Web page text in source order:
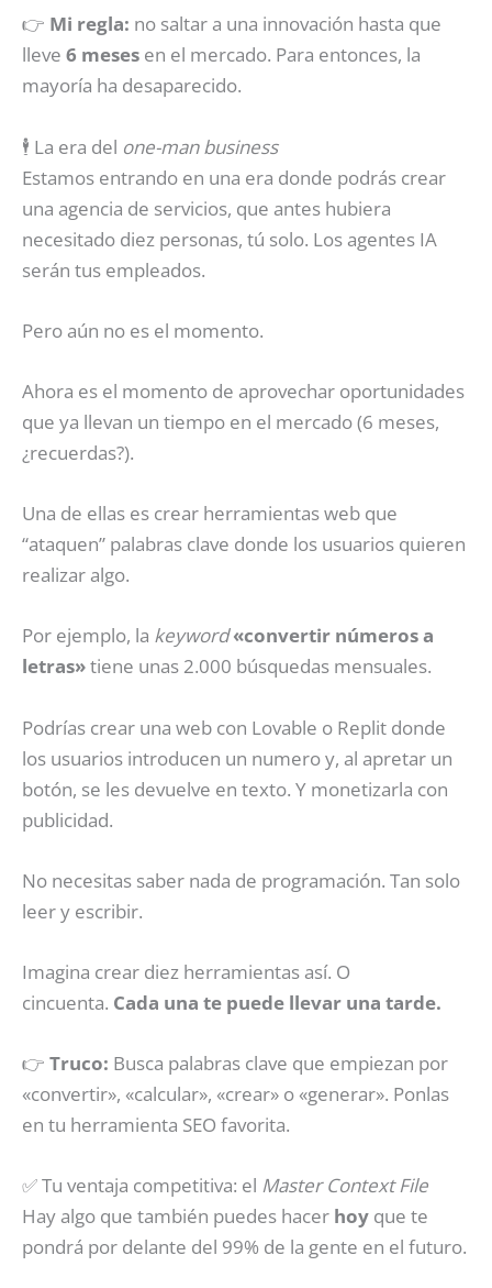
👉 Mi regla: no saltar a una innovación hasta que
lleve 6 meses en el mercado. Para entonces, la
mayoría ha desaparecido.
🕴️ La era del one-man business
Estamos entrando en una era donde podrás crear
una agencia de servicios, que antes hubiera
necesitado diez personas, tú solo. Los agentes IA
serán tus empleados.
Pero aún no es el momento.
Ahora es el momento de aprovechar oportunidades
que ya llevan un tiempo en el mercado (6 meses,
¿recuerdas?).
Una de ellas es crear herramientas web que
“ataquen” palabras clave donde los usuarios quieren
realizar algo.
Por ejemplo, la keyword«convertir números a
letras»tiene unas 2.000 búsquedas mensuales.
Podrías crear una web con Lovable o Replit donde
los usuarios introducen un numero y, al apretar un
botón, se les devuelve en texto. Y monetizarla con
publicidad.
No necesitas saber nada de programación. Tan solo
leer y escribir.
Imagina crear diez herramientas así. O
cincuenta. Cada una te puede llevar una tarde.
👉 Truco: Busca palabras clave que empiezan por
«convertir», «calcular», «crear» o «generar». Ponlas
en tu herramienta SEO favorita.
✅ Tu ventaja competitiva: el Master Context File
Hay algo que también puedes hacer hoy que te
pondrá por delante del 99% de la gente en el futuro.